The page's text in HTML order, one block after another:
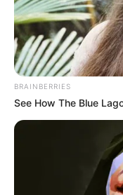
BRAINBERRIES
See How The Blue